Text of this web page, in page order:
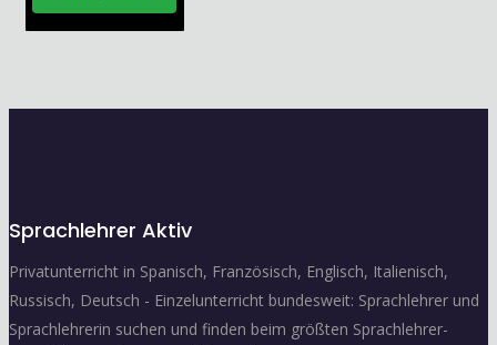
Sprachlehrer Aktiv
Privatunterricht in Spanisch, Französisch, Englisch, Italienisch,
Russisch, Deutsch - Einzelunterricht bundesweit: Sprachlehrer und
Sprachlehrerin suchen und finden beim größten Sprachlehrer-